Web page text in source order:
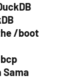
/boot
Sama